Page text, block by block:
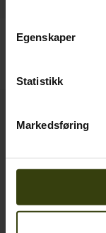
Egenskaper
Statistikk
Markedsføring
Glen Flannel-Skjorte